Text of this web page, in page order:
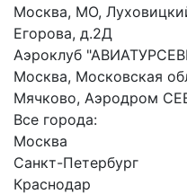
Москва, МО,
Егорова, д.2Д
Аэроклуб
Москва, Московская
Мячково, Аэродром
Все города:
Москва
Санкт-Петербург
Краснодар